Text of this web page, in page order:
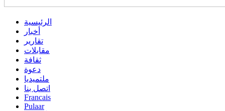
الرئيسية
أخبار
تقارير
مقابلات
ثقافة
دعوة
ملتميديا
اتصل بنا
Francais
Pulaar